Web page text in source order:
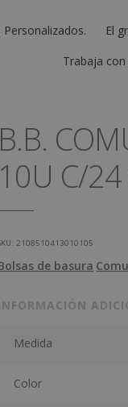
El
Trabaja
B.B.
10U C/
2108510413010105
de basura
Medida
Color